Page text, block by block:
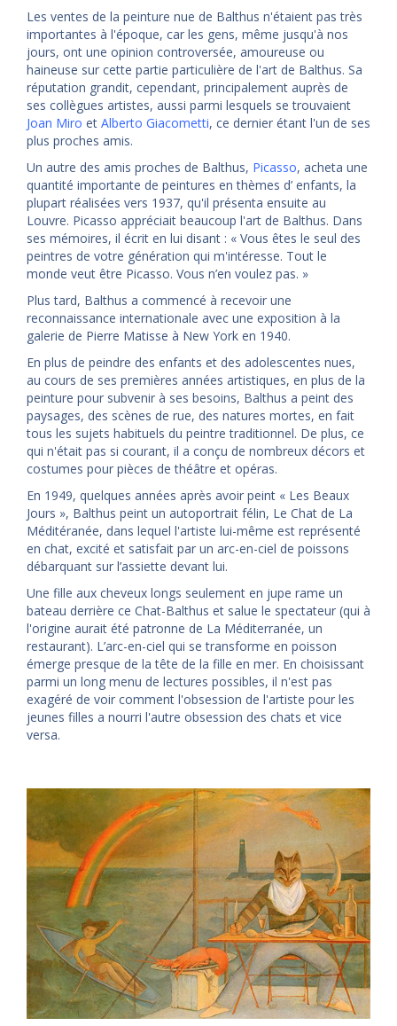
Les ventes de la peinture nue de Balthus n'étaient pas très
importantes à l'époque, car les gens, même jusqu'à nos
jours, ont une opinion controversée, amoureuse ou
haineuse sur cette partie particulière de l'art de Balthus. Sa
réputation grandit, cependant, principalement auprès de
ses collègues artistes, aussi parmi lesquels se trouvaient
Joan Miro et Alberto Giacometti, ce dernier étant l'un de ses
plus proches amis.
Un autre des amis proches de Balthus, Picasso, acheta une
quantité importante de peintures en thèmes d’ enfants, la
plupart réalisées vers 1937, qu'il présenta ensuite au
Louvre. Picasso appréciait beaucoup l'art de Balthus. Dans
ses mémoires, il écrit en lui disant : « Vous êtes le seul des
peintres de votre génération qui m'intéresse. Tout le
monde veut être Picasso. Vous n’en voulez pas. »
Plus tard, Balthus a commencé à recevoir une
reconnaissance internationale avec une exposition à la
galerie de Pierre Matisse à New York en 1940.
En plus de peindre des enfants et des adolescentes nues,
au cours de ses premières années artistiques, en plus de la
peinture pour subvenir à ses besoins, Balthus a peint des
paysages, des scènes de rue, des natures mortes, en fait
tous les sujets habituels du peintre traditionnel. De plus, ce
qui n'était pas si courant, il a conçu de nombreux décors et
costumes pour pièces de théâtre et opéras.
En 1949, quelques années après avoir peint « Les Beaux
Jours », Balthus peint un autoportrait félin, Le Chat de La
Méditéranée, dans lequel l'artiste lui-même est représenté
en chat, excité et satisfait par un arc-en-ciel de poissons
débarquant sur l’assiette devant lui.
Une fille aux cheveux longs seulement en jupe rame un
bateau derrière ce Chat-Balthus et salue le spectateur (qui à
l'origine aurait été patronne de La Méditerranée, un
restaurant). L’arc-en-ciel qui se transforme en poisson
émerge presque de la tête de la fille en mer. En choisissant
parmi un long menu de lectures possibles, il n'est pas
exagéré de voir comment l'obsession de l'artiste pour les
jeunes filles a nourri l'autre obsession des chats et vice
versa.